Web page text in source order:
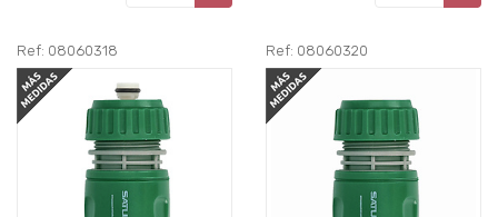
Ref: 08060318 Ref: 08060320